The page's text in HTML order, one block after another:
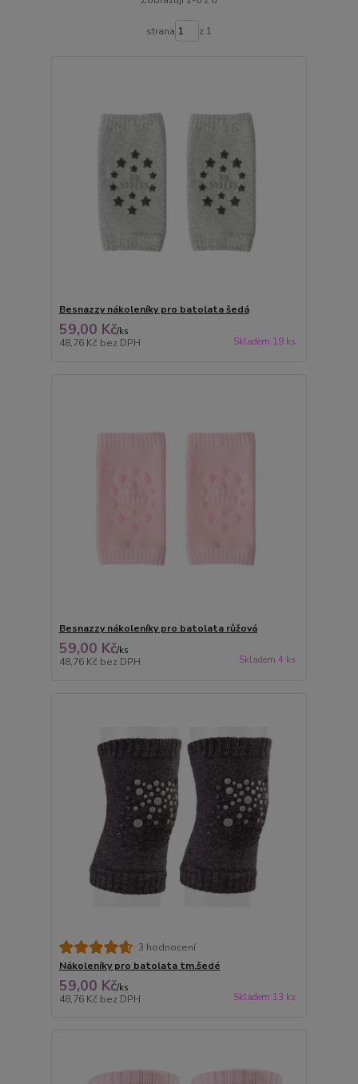
strana z 1
Besnazzy nákoleníky pro batolata šedá
59,00 Kč/ks
48,76 Kč bez DPH Skladem 19 ks
Besnazzy nákoleníky pro batolata růžová
59,00 Kč/ks
48,76 Kč bez DPH Skladem 4 ks
3 hodnocení
Nákoleníky pro batolata tm.šedé
59,00 Kč/ks
48,76 Kč bez DPH Skladem 13 ks